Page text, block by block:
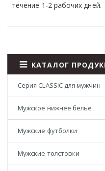
течение 1-2 рабочих дней.
КАТАЛОГ
Серия CLASSIC для мужчин
Мужское нижнее белье
Мужские футболки
Мужские толстовки